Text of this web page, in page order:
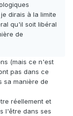
dirais à la limite
qu'il soit libéral
de
(mais ce n'est
pas dans ce
sa manière de
réellement et
l'être dans ses